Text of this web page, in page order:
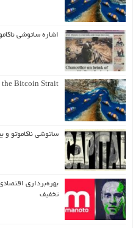
اشاره ساتوشی
the Bitcoin Strait
ساتوشی ناکاموتو و
بهره‌برداری
تخفیف